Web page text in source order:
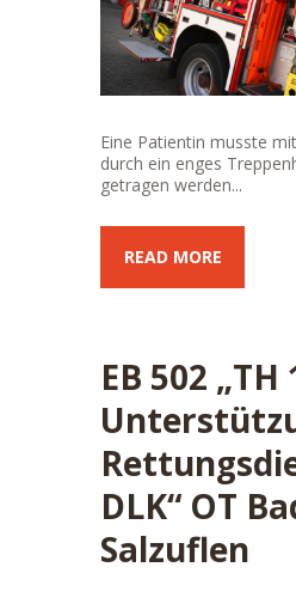
Eine Patientin musste
durch ein enges
getragen werden...
READ MORE
EB 502 „TH
DLK“ OT
Salzuflen